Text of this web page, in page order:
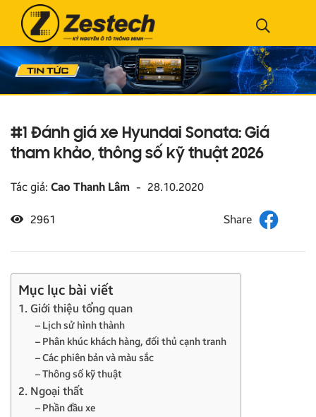
#1 Đánh giá xe Hyundai Sonata: Giá
tham khảo, thông số kỹ thuật 2026
Tác giả: Cao Thanh Lâm - 28.10.2020
2961
Mục lục bài viết
1. Giới thiệu tổng quan
– Lịch sử hình thành
– Phân khúc khách hàng, đối thủ cạnh tranh
– Các phiên bản và màu sắc
– Thông số kỹ thuật
2. Ngoại thất
– Phần đầu xe